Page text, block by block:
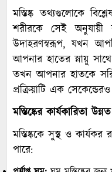
মস্তিষ্ক তথ্যগুলোকে
শরীরকে সেই
উদাহরণস্বরূপ, যখন
আপনার হাতের স্নায়ু সাথে
তখন আপনার হাতকে
প্রক্রিয়াটি এক
মস্তিষ্কের কার্যকারিতা
মস্তিষ্ককে সুস্থ ও
পারে: